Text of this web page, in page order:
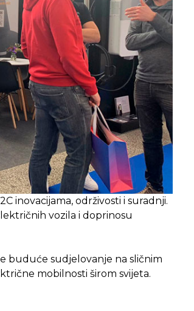
inovacijama, održivosti i suradnji.
vozila i doprinosu
buduće sudjelovanje na sličnim
mobilnosti širom svijeta.